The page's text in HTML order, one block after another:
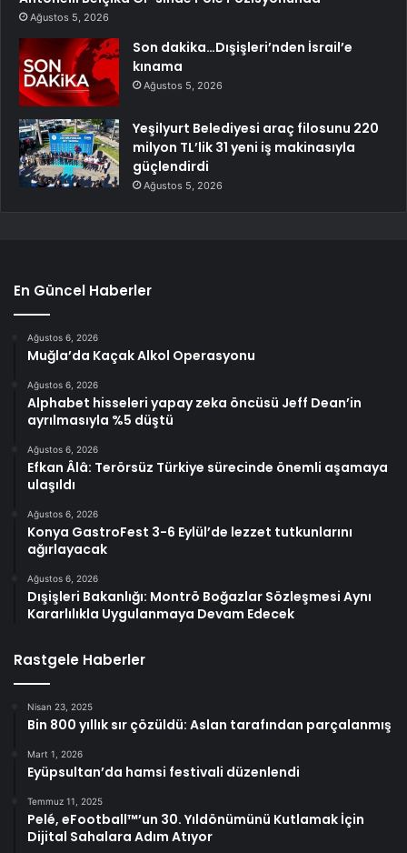
Ağustos 5, 2026
Son dakika…Dışişleri’nden İsrail’e
kınama
Ağustos 5, 2026
Yeşilyurt Belediyesi araç filosunu 220
milyon TL’lik 31 yeni iş makinasıyla
güçlendirdi
Ağustos 5, 2026
En Güncel Haberler
Ağustos 6, 2026
Muğla’da Kaçak Alkol Operasyonu
Ağustos 6, 2026
Alphabet hisseleri yapay zeka öncüsü Jeff Dean’in
ayrılmasıyla %5 düştü
Ağustos 6, 2026
Efkan Âlâ: Terörsüz Türkiye sürecinde önemli aşamaya
ulaşıldı
Ağustos 6, 2026
Konya GastroFest 3-6 Eylül’de lezzet tutkunlarını
ağırlayacak
Ağustos 6, 2026
Dışişleri Bakanlığı: Montrö Boğazlar Sözleşmesi Aynı
Kararlılıkla Uygulanmaya Devam Edecek
Rastgele Haberler
Nisan 23, 2025
Bin 800 yıllık sır çözüldü: Aslan tarafından parçalanmış
Mart 1, 2026
Eyüpsultan’da hamsi festivali düzenlendi
Temmuz 11, 2025
Pelé, eFootball™’un 30. Yıldönümünü Kutlamak İçin
Dijital Sahalara Adım Atıyor